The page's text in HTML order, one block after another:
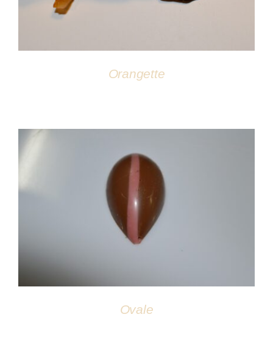
Orangette
DÉTAILS
Ovale